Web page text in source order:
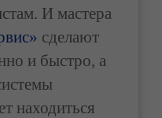
И мастера
сделают
и быстро, а
находиться